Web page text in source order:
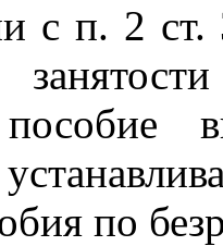
с п. 2
пособие
по